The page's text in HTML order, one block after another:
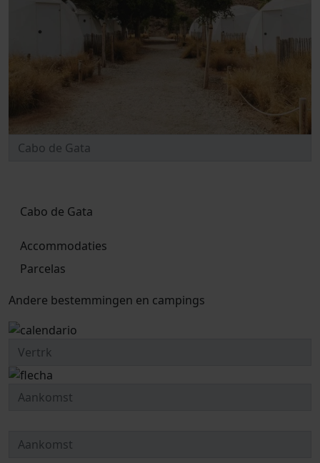
Cabo de Gata
Accommodaties
Parcelas
Andere bestemmingen en campings